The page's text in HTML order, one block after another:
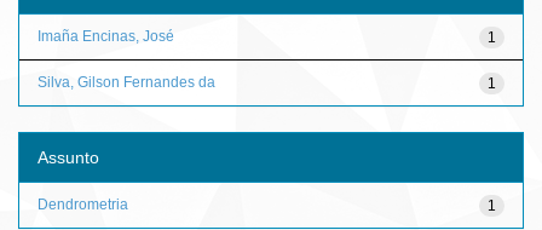
1
Imaña Encinas, José
1
Silva, Gilson Fernandes da
Assunto
1
Dendrometria